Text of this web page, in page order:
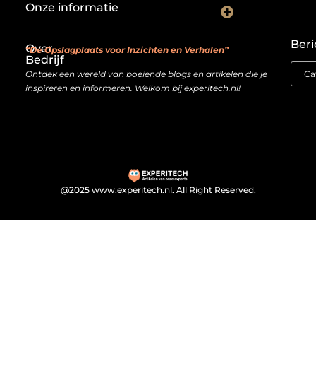
Over
Bedrijf
“De Opslagplaats voor Inzichten en Verhalen”
Ontdek een wereld van boeiende blogs en artikelen die je
inspireren en informeren. Welkom bij experitech.nl!
Onze informatie
@2025 www.experitech.nl. All Right Reserved.